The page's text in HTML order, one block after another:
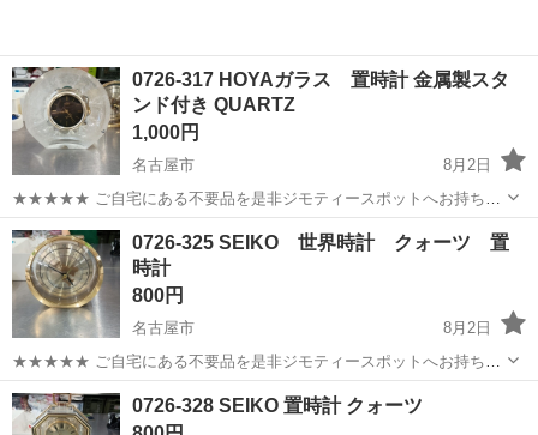
0726-317 HOYAガラス 置時計 金属製スタ
ンド付き QUARTZ
1,000円
名古屋市
8月2日
★★★★★ ご自宅にある不要品を是非ジモティースポットへお持ち込
みしませんか？ 家電、趣味・スポーツ・レジャー用品、こども用品、
衣料服飾品、生活雑貨、家具、本、CD・DVDなどが無料でまとめて持
ち込めます！ ※詳細はこ...
愛知 名古屋市 QUARTZ
0726-325 SEIKO 世界時計 クォーツ 置
時計
800円
名古屋市
8月2日
★★★★★ ご自宅にある不要品を是非ジモティースポットへお持ち込
みしませんか？ 家電、趣味・スポーツ・レジャー用品、こども用品、
衣料服飾品、生活雑貨、家具、本、CD・DVDなどが無料でまとめて持
愛知 名古屋市 SEIKO
0726-328 SEIKO 置時計 クォーツ